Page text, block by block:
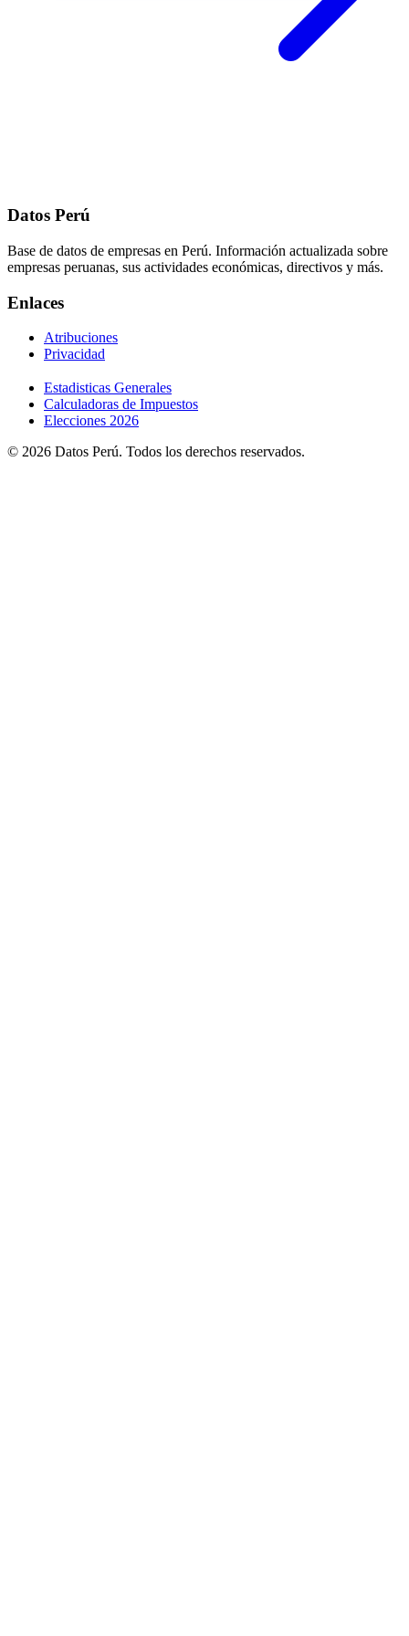
Datos Perú
Base de datos de empresas en Perú. Información actualizada sobre
empresas peruanas, sus actividades económicas, directivos y más.
Enlaces
Atribuciones
Privacidad
Estadisticas Generales
Calculadoras de Impuestos
Elecciones 2026
© 2026 Datos Perú. Todos los derechos reservados.